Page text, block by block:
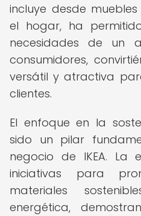
incluye desde
el hogar, ha
necesidades de un
consumidores,
versátil y atractiva
clientes.
El enfoque en la
sido un pilar
negocio de IKEA. La
iniciativas para
materiales
energética,